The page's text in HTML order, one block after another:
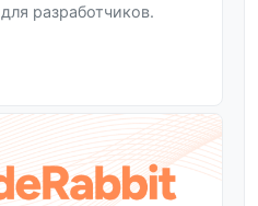
разработчиков.